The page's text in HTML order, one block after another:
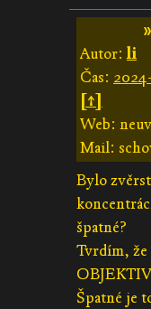
Autor:li
Čas:
[↑]
Web:
Mail:
Bylo
špatné?
Tvrdím,
Špatné je